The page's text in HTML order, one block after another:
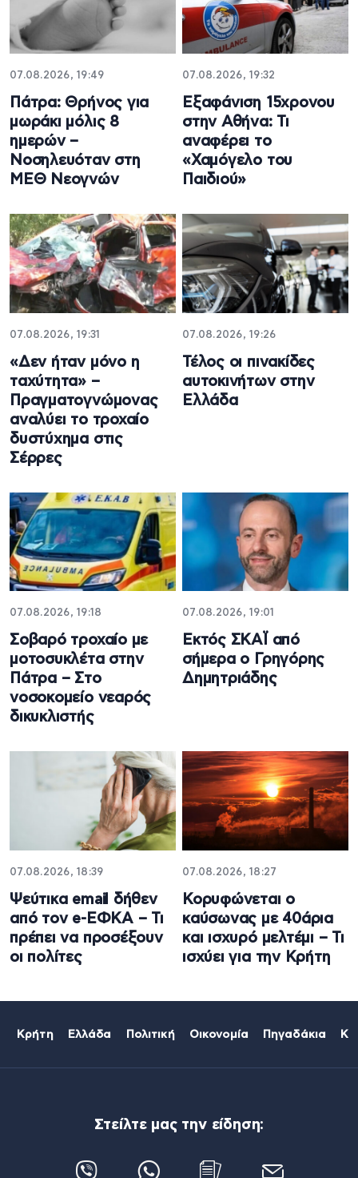
07.08.2026, 19:49
Πάτρα: Θρήνος για
μωράκι μόλις 8
ημερών –
Νοσηλευόταν στη
ΜΕΘ Νεογνών
07.08.2026, 19:32
Εξαφάνιση 15χρονου
στην Αθήνα: Τι
αναφέρει το
«Χαμόγελο του
Παιδιού»
07.08.2026, 19:31
«Δεν ήταν μόνο η
ταχύτητα» –
Πραγματογνώμονας
αναλύει το τροχαίο
δυστύχημα στις
Σέρρες
07.08.2026, 19:26
Τέλος οι πινακίδες
αυτοκινήτων στην
Ελλάδα
07.08.2026, 19:18
Σοβαρό τροχαίο με
μοτοσυκλέτα στην
Πάτρα – Στο
νοσοκομείο νεαρός
δικυκλιστής
07.08.2026, 19:01
Εκτός ΣΚΑΪ από
σήμερα ο Γρηγόρης
Δημητριάδης
07.08.2026, 18:39
Ψεύτικα email δήθεν
από τον e-ΕΦΚΑ – Τι
πρέπει να προσέξουν
οι πολίτες
07.08.2026, 18:27
Κορυφώνεται ο
καύσωνας με 40άρια
και ισχυρό μελτέμι – Τι
ισχύει για την Κρήτη
Κρήτη Ελλάδα Πολιτική Οικονομία Πηγαδάκια
Στείλτε μας την είδηση: